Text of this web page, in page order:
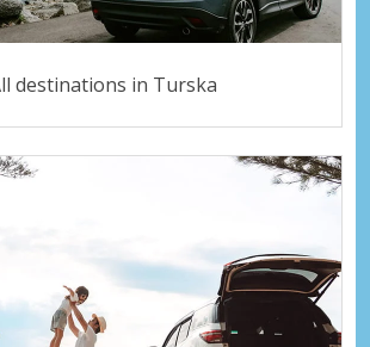
destinations in Turska